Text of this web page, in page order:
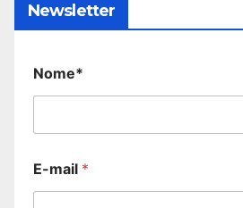
Newsletter
Nome*
E-mail *